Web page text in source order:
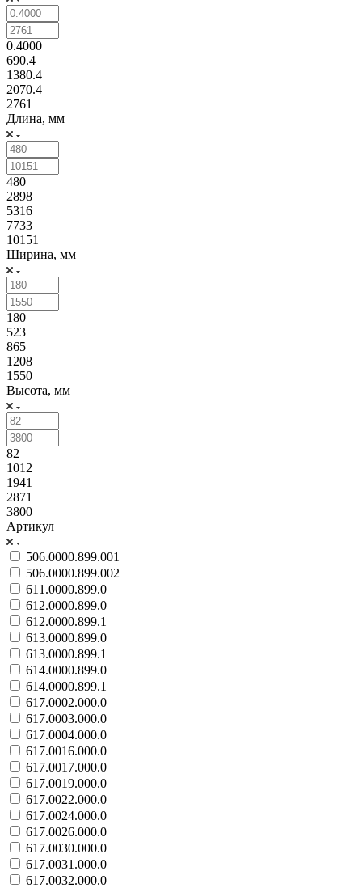
0.4000
690.4
1380.4
2070.4
2761
Длина, мм
480
2898
5316
7733
10151
Ширина, мм
180
523
865
1208
1550
Высота, мм
82
1012
1941
2871
3800
Артикул
506.0000.899.001
506.0000.899.002
611.0000.899.0
612.0000.899.0
612.0000.899.1
613.0000.899.0
613.0000.899.1
614.0000.899.0
614.0000.899.1
617.0002.000.0
617.0003.000.0
617.0004.000.0
617.0016.000.0
617.0017.000.0
617.0019.000.0
617.0022.000.0
617.0024.000.0
617.0026.000.0
617.0030.000.0
617.0031.000.0
617.0032.000.0